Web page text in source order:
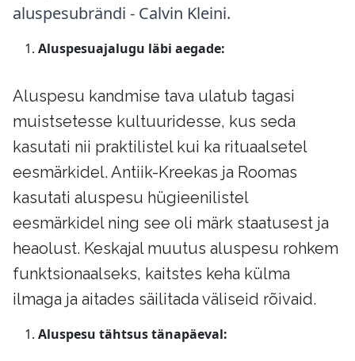
aluspesubrändi - Calvin Kleini.
Aluspesuajalugu läbi aegade:
Aluspesu kandmise tava ulatub tagasi
muistsetesse kultuuridesse, kus seda
kasutati nii praktilistel kui ka rituaalsetel
eesmärkidel. Antiik-Kreekas ja Roomas
kasutati aluspesu hügieenilistel
eesmärkidel ning see oli märk staatusest ja
heaolust. Keskajal muutus aluspesu rohkem
funktsionaalseks, kaitstes keha külma
ilmaga ja aitades säilitada väliseid rõivaid.
Aluspesu tähtsus tänapäeval: